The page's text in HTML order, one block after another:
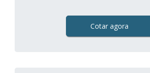
Cotar agora